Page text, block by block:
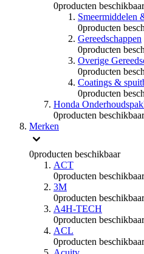
0producten beschikbaar
Smeermiddelen
0producten
Gereedschappen
0producten
Overige
0producten
Coatings &
0producten
Honda
0producten beschikbaar
Merken
0producten beschikbaar
ACT
0producten beschikbaar
3M
0producten beschikbaar
A4H-TECH
0producten beschikbaar
ACL
0producten beschikbaar